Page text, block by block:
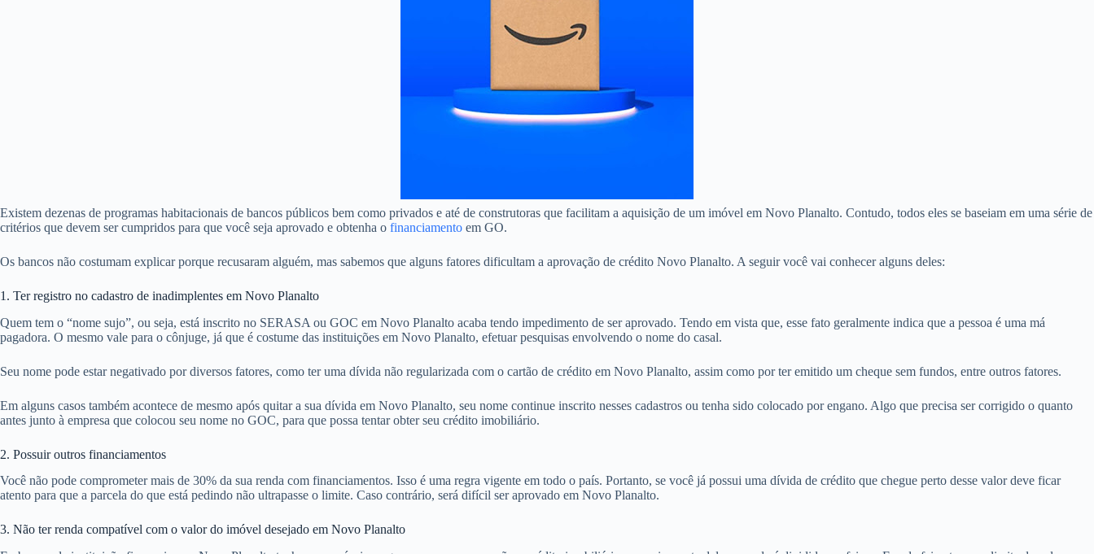
Existem dezenas de programas habitacionais de bancos públicos bem como privados e até de construtoras que facilitam a aquisição de um imóvel em Novo Planalto. Contudo, todos eles se baseiam em uma série de
critérios que devem ser cumpridos para que você seja aprovado e obtenha o financiamento em GO.
Os bancos não costumam explicar porque recusaram alguém, mas sabemos que alguns fatores dificultam a aprovação de crédito Novo Planalto. A seguir você vai conhecer alguns deles:
1. Ter registro no cadastro de inadimplentes em Novo Planalto
Quem tem o “nome sujo”, ou seja, está inscrito no SERASA ou GOC em Novo Planalto acaba tendo impedimento de ser aprovado. Tendo em vista que, esse fato geralmente indica que a pessoa é uma má
pagadora. O mesmo vale para o cônjuge, já que é costume das instituições em Novo Planalto, efetuar pesquisas envolvendo o nome do casal.
Seu nome pode estar negativado por diversos fatores, como ter uma dívida não regularizada com o cartão de crédito em Novo Planalto, assim como por ter emitido um cheque sem fundos, entre outros fatores.
Em alguns casos também acontece de mesmo após quitar a sua dívida em Novo Planalto, seu nome continue inscrito nesses cadastros ou tenha sido colocado por engano. Algo que precisa ser corrigido o quanto
antes junto à empresa que colocou seu nome no GOC, para que possa tentar obter seu crédito imobiliário.
2. Possuir outros financiamentos
Você não pode comprometer mais de 30% da sua renda com financiamentos. Isso é uma regra vigente em todo o país. Portanto, se você já possui uma dívida de crédito que chegue perto desse valor deve ficar
atento para que a parcela do que está pedindo não ultrapasse o limite. Caso contrário, será difícil ser aprovado em Novo Planalto.
3. Não ter renda compatível com o valor do imóvel desejado em Novo Planalto